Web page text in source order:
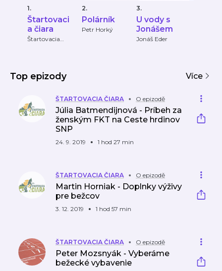
1.
Štartovaci
a čiara
Štartovacia
2.
Polárník
Petr Horký
3.
U vody s
Jonášem
Jonáš Eder
Top epizody Více
ŠTARTOVACIA ČIARA O epizodě
Júlia Batmendijnová - Príbeh za
ženským FKT na Ceste hrdinov
SNP
24. 9. 2019 1 hod 27 min
ŠTARTOVACIA ČIARA O epizodě
Martin Horniak - Doplnky výživy
pre bežcov
3. 12. 2019 1 hod 57 min
ŠTARTOVACIA ČIARA O epizodě
Peter Mozsnyák - Vyberáme
bežecké vybavenie